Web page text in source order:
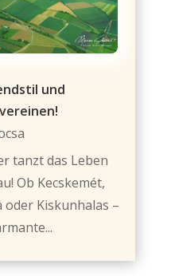
und
tanzt das Leben
Ob Kecskemét,
oder Kiskunhalas –